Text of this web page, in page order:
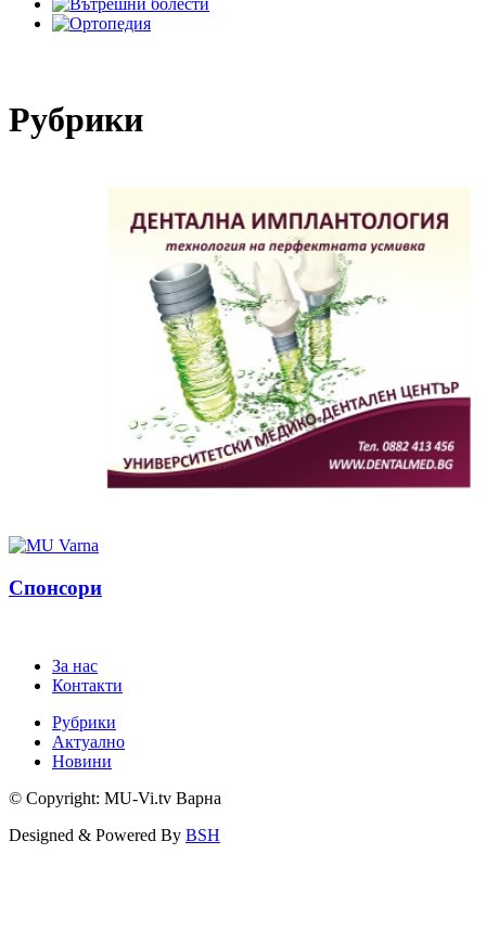
Рубрики​
Спонсори
За нас
Контакти
Рубрики
Актуално
Новини
© Copyright: MU-Vi.tv Варна
Designed & Powered By BSH